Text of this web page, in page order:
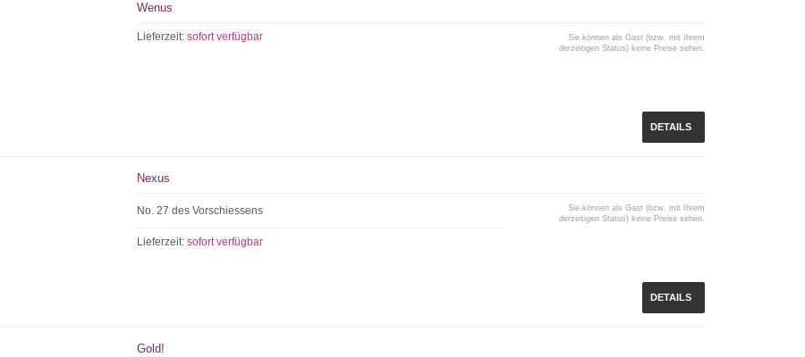
Wenus
Lieferzeit:sofort verfügbar
Sie können als Gast (bzw. mit Ihrem
derzeitigen Status) keine Preise sehen.
DETAILS
Nexus
No. 27 des Vorschiessens
Lieferzeit:sofort verfügbar
Sie können als Gast (bzw. mit Ihrem
derzeitigen Status) keine Preise sehen.
DETAILS
Gold!